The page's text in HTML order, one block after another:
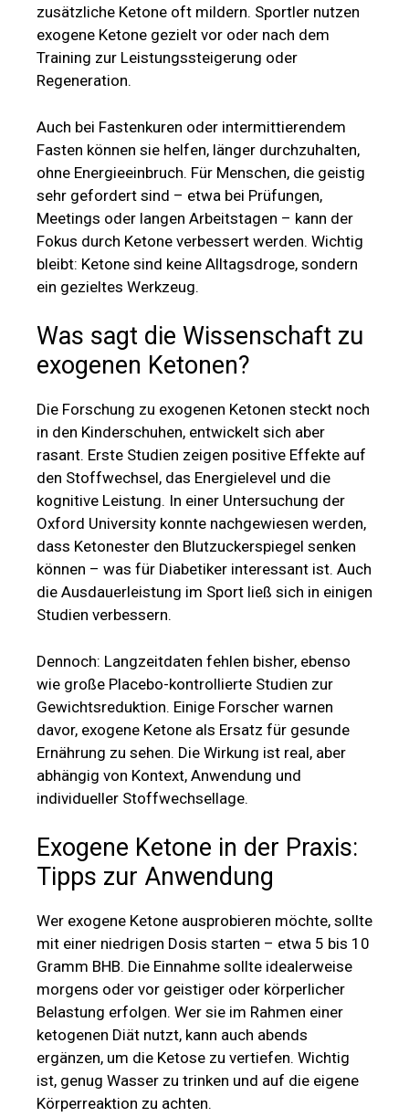
zusätzliche Ketone oft mildern. Sportler nutzen
exogene Ketone gezielt vor oder nach dem
Training zur Leistungssteigerung oder
Regeneration.
Auch bei Fastenkuren oder intermittierendem
Fasten können sie helfen, länger durchzuhalten,
ohne Energieeinbruch. Für Menschen, die geistig
sehr gefordert sind – etwa bei Prüfungen,
Meetings oder langen Arbeitstagen – kann der
Fokus durch Ketone verbessert werden. Wichtig
bleibt: Ketone sind keine Alltagsdroge, sondern
ein gezieltes Werkzeug.
Was sagt die Wissenschaft zu
exogenen Ketonen?
Die Forschung zu exogenen Ketonen steckt noch
in den Kinderschuhen, entwickelt sich aber
rasant. Erste Studien zeigen positive Effekte auf
den Stoffwechsel, das Energielevel und die
kognitive Leistung. In einer Untersuchung der
Oxford University konnte nachgewiesen werden,
dass Ketonester den Blutzuckerspiegel senken
können – was für Diabetiker interessant ist. Auch
die Ausdauerleistung im Sport ließ sich in einigen
Studien verbessern.
Dennoch: Langzeitdaten fehlen bisher, ebenso
wie große Placebo-kontrollierte Studien zur
Gewichtsreduktion. Einige Forscher warnen
davor, exogene Ketone als Ersatz für gesunde
Ernährung zu sehen. Die Wirkung ist real, aber
abhängig von Kontext, Anwendung und
individueller Stoffwechsellage.
Exogene Ketone in der Praxis:
Tipps zur Anwendung
Wer exogene Ketone ausprobieren möchte, sollte
mit einer niedrigen Dosis starten – etwa 5 bis 10
Gramm BHB. Die Einnahme sollte idealerweise
morgens oder vor geistiger oder körperlicher
Belastung erfolgen. Wer sie im Rahmen einer
ketogenen Diät nutzt, kann auch abends
ergänzen, um die Ketose zu vertiefen. Wichtig
ist, genug Wasser zu trinken und auf die eigene
Körperreaktion zu achten.